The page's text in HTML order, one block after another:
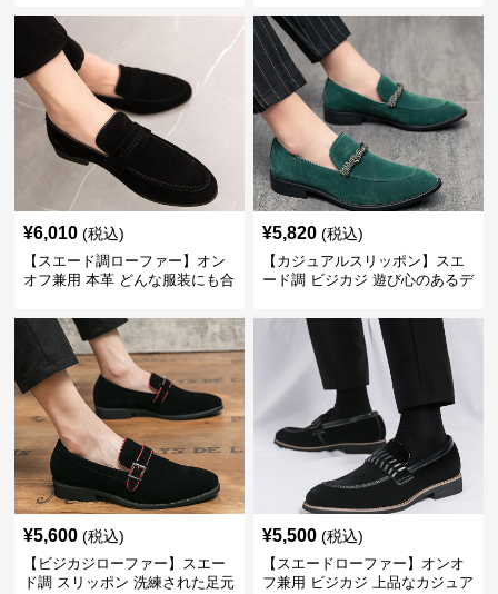
¥6,010 (税込)
【スエード調ローファー】オン
オフ兼用 本革 どんな服装にも合
供
¥5,820 (税込)
【カジュアルスリッポン】スエ
ード調 ビジカジ 遊び心のあるデ
表現
¥5,600 (税込)
【ビジカジローファー】スエー
ド調 スリッポン 洗練された足元
¥5,500 (税込)
【スエードローファー】オンオ
フ兼用 ビジカジ 上品なカジュア